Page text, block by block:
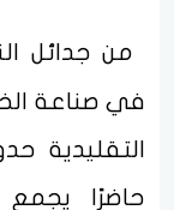
من جدائل
في صناعة
التقليدية
حاضرًا